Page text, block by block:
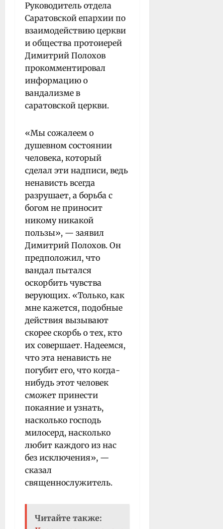
Руководитель отдела
Саратовской епархии по
взаимодействию церкви
и общества протоиерей
Димитрий Полохов
прокомментировал
информацию о
вандализме в
саратовской церкви.
«Мы сожалеем о
душевном состоянии
человека, который
сделал эти надписи, ведь
ненависть всегда
разрушает, а борьба с
богом не приносит
никому никакой
пользы», — заявил
Димитрий Полохов. Он
предположил, что
вандал пытался
оскорбить чувства
верующих. «Только, как
мне кажется, подобные
действия вызывают
скорее скорбь о тех, кто
их совершает. Надеемся,
что эта ненависть не
погубит его, что когда-
нибудь этот человек
сможет принести
покаяние и узнать,
насколько господь
милосерд, насколько
любит каждого из нас
без исключения», —
сказал
священнослужитель.
Читайте также: